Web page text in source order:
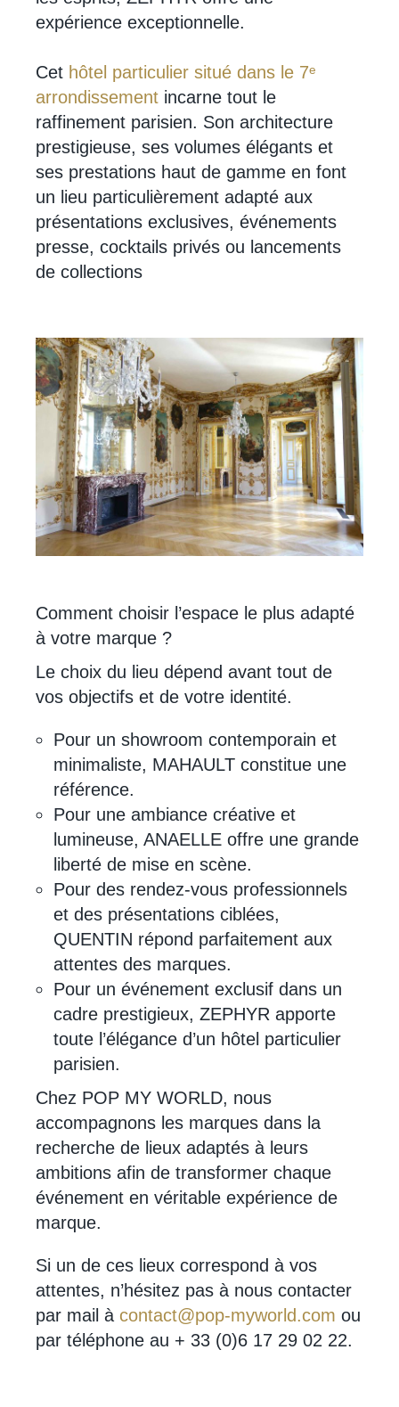
expérience exceptionnelle.
Cet hôtel particulier situé dans le 7ᵉ
arrondissement incarne tout le
raffinement parisien. Son architecture
prestigieuse, ses volumes élégants et
ses prestations haut de gamme en font
un lieu particulièrement adapté aux
présentations exclusives, événements
presse, cocktails privés ou lancements
de collections
Comment choisir l’espace le plus adapté
à votre marque ?
Le choix du lieu dépend avant tout de
vos objectifs et de votre identité.
Pour un showroom contemporain et
minimaliste, MAHAULT constitue une
référence.
Pour une ambiance créative et
lumineuse, ANAELLE offre une grande
liberté de mise en scène.
Pour des rendez-vous professionnels
et des présentations ciblées,
QUENTIN répond parfaitement aux
attentes des marques.
Pour un événement exclusif dans un
cadre prestigieux, ZEPHYR apporte
toute l’élégance d’un hôtel particulier
parisien.
Chez POP MY WORLD, nous
accompagnons les marques dans la
recherche de lieux adaptés à leurs
ambitions afin de transformer chaque
événement en véritable expérience de
marque.
Si un de ces lieux correspond à vos
attentes, n’hésitez pas à nous contacter
par mail à contact@pop-myworld.com ou
par téléphone au + 33 (0)6 17 29 02 22.